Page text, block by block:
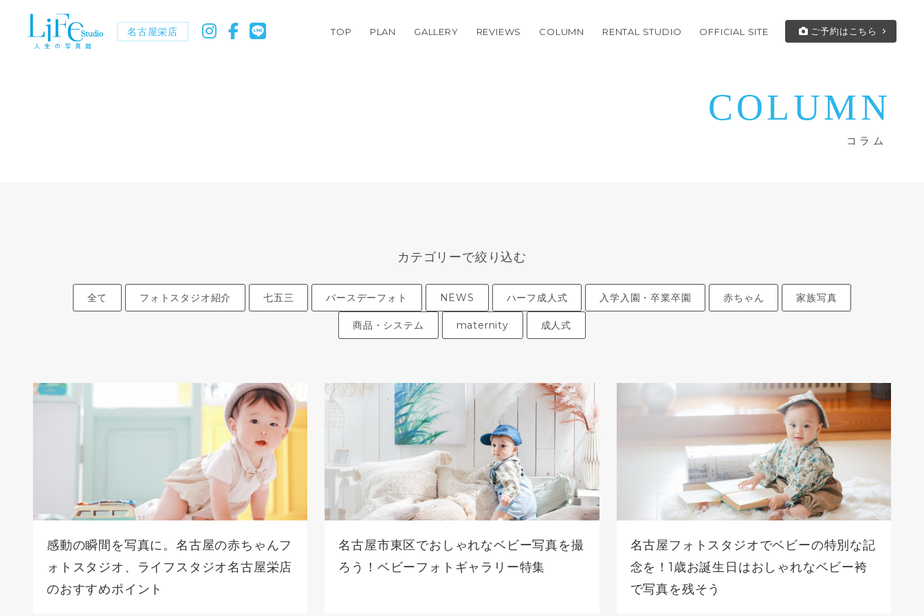
名古屋栄店 TOP PLAN GALLERY REVIEWS COLUMN RENTAL STUDIO OFFICIAL SITE ご予約はこちら
COLUMN
コラム
カテゴリーで絞り込む
全て フォトスタジオ紹介 七五三 バースデーフォト NEWS ハーフ成人式 入学入園・卒業卒園 赤ちゃん 家族写真
商品・システム maternity 成人式
感動の瞬間を写真に。名古屋の赤ちゃんフ
ォトスタジオ、ライフスタジオ名古屋栄店
のおすすめポイント
名古屋市東区でおしゃれなベビー写真を撮
ろう！ベビーフォトギャラリー特集
名古屋フォトスタジオでベビーの特別な記
念を！1歳お誕生日はおしゃれなベビー袴
で写真を残そう